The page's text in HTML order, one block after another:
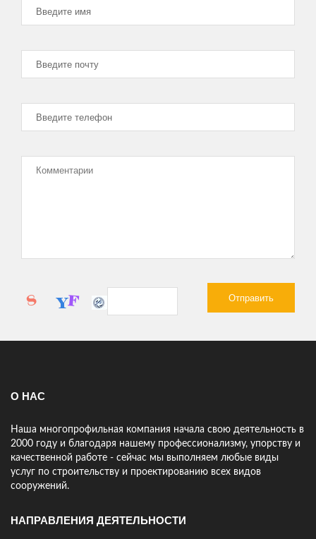
строительство никогда не закончится. Ребята
составили план работ, обсудили с нами все
ньюансы и за пару месяцев доделали все в
лучшем виде. Не ожидал, что так быстро
АНАТОЛИЙ, ПРЕДПРИНИМАТЕЛЬ
Только начинаю работать с компанией 25Строй но сразу видно
Спасибо!
Только начинаю работать с компанией 25Строй но сразу видно
О НАС
Наша многопрофильная компания начала свою деятельность в
2000 году и благодаря нашему профессионализму, упорству и
качественной работе - сейчас мы выполняем любые виды
услуг по строительству и проектированию всех видов
сооружений.
НАПРАВЛЕНИЯ ДЕЯТЕЛЬНОСТИ